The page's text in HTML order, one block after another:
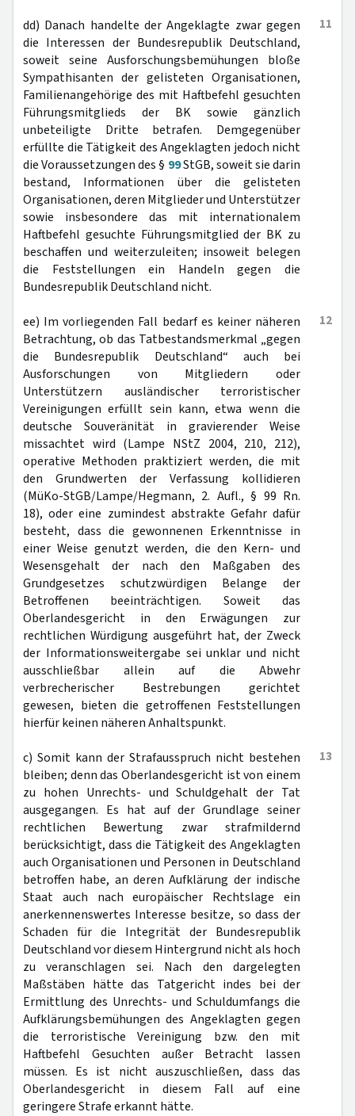
11
dd) Danach handelte der Angeklagte zwar gegen
die Interessen der Bundesrepublik Deutschland,
soweit seine Ausforschungsbemühungen bloße
Sympathisanten der gelisteten Organisationen,
Familienangehörige des mit Haftbefehl gesuchten
Führungsmitglieds der BK sowie gänzlich
unbeteiligte Dritte betrafen. Demgegenüber
erfüllte die Tätigkeit des Angeklagten jedoch nicht
die Voraussetzungen des § 99StGB, soweit sie darin
bestand, Informationen über die gelisteten
Organisationen, deren Mitglieder und Unterstützer
sowie insbesondere das mit internationalem
Haftbefehl gesuchte Führungsmitglied der BK zu
beschaffen und weiterzuleiten; insoweit belegen
die Feststellungen ein Handeln gegen die
Bundesrepublik Deutschland nicht.
12
ee) Im vorliegenden Fall bedarf es keiner näheren
Betrachtung, ob das Tatbestandsmerkmal „gegen
die Bundesrepublik Deutschland“ auch bei
Ausforschungen von Mitgliedern oder
Unterstützern ausländischer terroristischer
Vereinigungen erfüllt sein kann, etwa wenn die
deutsche Souveränität in gravierender Weise
missachtet wird (Lampe NStZ 2004, 210, 212),
operative Methoden praktiziert werden, die mit
den Grundwerten der Verfassung kollidieren
(MüKo-StGB/Lampe/Hegmann, 2. Aufl., § 99 Rn.
18), oder eine zumindest abstrakte Gefahr dafür
besteht, dass die gewonnenen Erkenntnisse in
einer Weise genutzt werden, die den Kern- und
Wesensgehalt der nach den Maßgaben des
Grundgesetzes schutzwürdigen Belange der
Betroffenen beeinträchtigen. Soweit das
Oberlandesgericht in den Erwägungen zur
rechtlichen Würdigung ausgeführt hat, der Zweck
der Informationsweitergabe sei unklar und nicht
ausschließbar allein auf die Abwehr
verbrecherischer Bestrebungen gerichtet
gewesen, bieten die getroffenen Feststellungen
hierfür keinen näheren Anhaltspunkt.
13
c) Somit kann der Strafausspruch nicht bestehen
bleiben; denn das Oberlandesgericht ist von einem
zu hohen Unrechts- und Schuldgehalt der Tat
ausgegangen. Es hat auf der Grundlage seiner
rechtlichen Bewertung zwar strafmildernd
berücksichtigt, dass die Tätigkeit des Angeklagten
auch Organisationen und Personen in Deutschland
betroffen habe, an deren Aufklärung der indische
Staat auch nach europäischer Rechtslage ein
anerkennenswertes Interesse besitze, so dass der
Schaden für die Integrität der Bundesrepublik
Deutschland vor diesem Hintergrund nicht als hoch
zu veranschlagen sei. Nach den dargelegten
Maßstäben hätte das Tatgericht indes bei der
Ermittlung des Unrechts- und Schuldumfangs die
Aufklärungsbemühungen des Angeklagten gegen
die terroristische Vereinigung bzw. den mit
Haftbefehl Gesuchten außer Betracht lassen
müssen. Es ist nicht auszuschließen, dass das
Oberlandesgericht in diesem Fall auf eine
geringere Strafe erkannt hätte.